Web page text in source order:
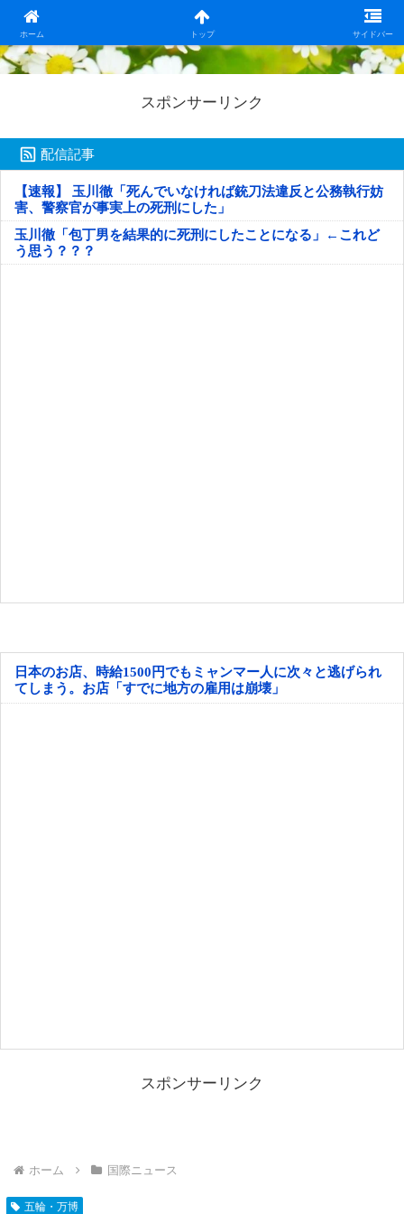
ホーム トップ サイドバー
日本第一！ニュース録
スポンサーリンク
配信記事
【速報】 玉川徹「死んでいなければ銃刀法違反と公務執行妨
害、警察官が事実上の死刑にした」
玉川徹「包丁男を結果的に死刑にしたことになる」←これど
う思う？？？
日本のお店、時給1500円でもミャンマー人に次々と逃げられ
てしまう。お店「すでに地方の雇用は崩壊」
スポンサーリンク
ホーム 国際ニュース
五輪・万博